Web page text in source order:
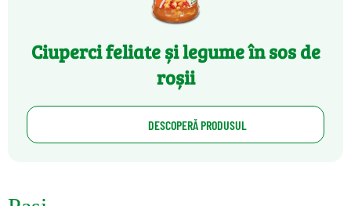
Ciuperci feliate și legume în sos de
roșii
DESCOPERĂ PRODUSUL